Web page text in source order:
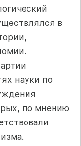
в
науки по
по мнению